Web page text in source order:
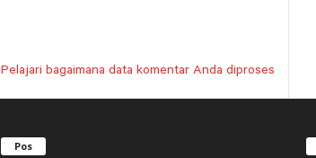
Pelajari bagaimana data komentar Anda diproses
Pos